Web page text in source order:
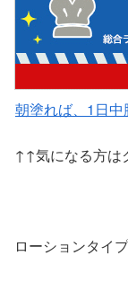
朝塗れば、1日中
↑↑気になる方は
ローションタイ